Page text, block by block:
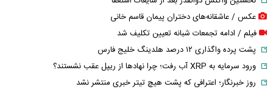
عکس / عاشقانه‌های دختران پیمان قاسم خانی
فیلم / ادامه تجمعات شبانه تعیین تکلیف شد
پشت پرده واگذاری ۱۲ درصد هلدینگ خلیج فارس
ورود سرمایه به XRP آب رفت؛ چرا نهادها از ریپل عقب نشستند؟
روز خبرنگار؛ اعترافی که پشت هیچ تیتر خبری منتشر نشد